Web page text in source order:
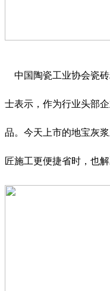
中国陶瓷工业协会瓷
士表示，作为行业头部
品。今天上市的地宝灰
匠施工更便捷省时，也